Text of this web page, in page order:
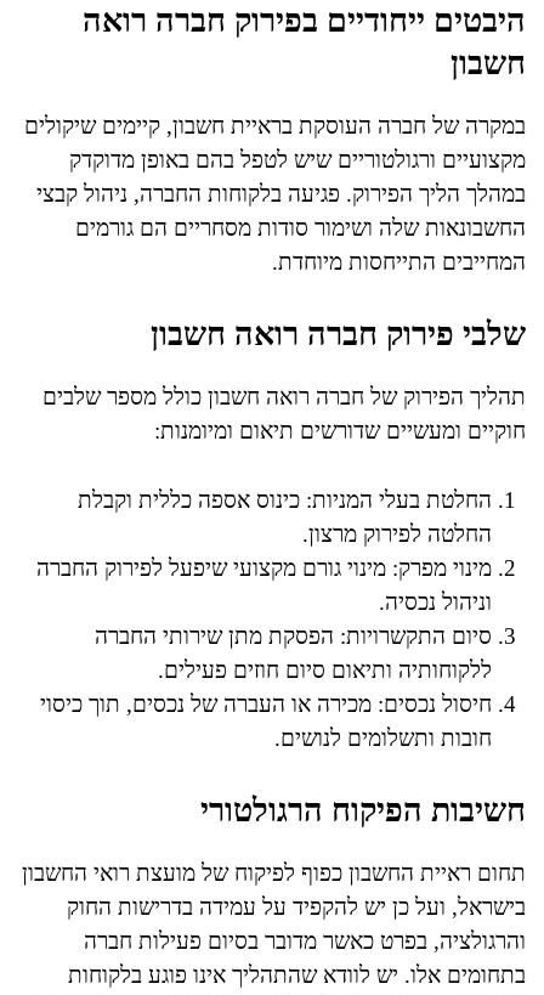
היבטים ייחודיים בפירוק חברה רואה
חשבון
במקרה של חברה העוסקת בראיית חשבון, קיימים שיקולים
מקצועיים ורגולטוריים שיש לטפל בהם באופן מדוקדק
במהלך הליך הפירוק. פגיעה בלקוחות החברה, ניהול קבצי
החשבונאות שלה ושימור סודות מסחריים הם גורמים
המחייבים התייחסות מיוחדת.
שלבי פירוק חברה רואה חשבון
תהליך הפירוק של חברה רואה חשבון כולל מספר שלבים
חוקיים ומעשיים שדורשים תיאום ומיומנות:
החלטת בעלי המניות: כינוס אספה כללית וקבלת
החלטה לפירוק מרצון.
מינוי מפרק: מינוי גורם מקצועי שיפעל לפירוק החברה
וניהול נכסיה.
סיום התקשרויות: הפסקת מתן שירותי החברה
ללקוחותיה ותיאום סיום חוזים פעילים.
חיסול נכסים: מכירה או העברה של נכסים, תוך כיסוי
חובות ותשלומים לנושים.
חשיבות הפיקוח הרגולטורי
תחום ראיית החשבון כפוף לפיקוח של מועצת רואי החשבון
בישראל, ועל כן יש להקפיד על עמידה בדרישות החוק
והרגולציה, בפרט כאשר מדובר בסיום פעילות חברה
בתחומים אלו. יש לוודא שהתהליך אינו פוגע בלקוחות